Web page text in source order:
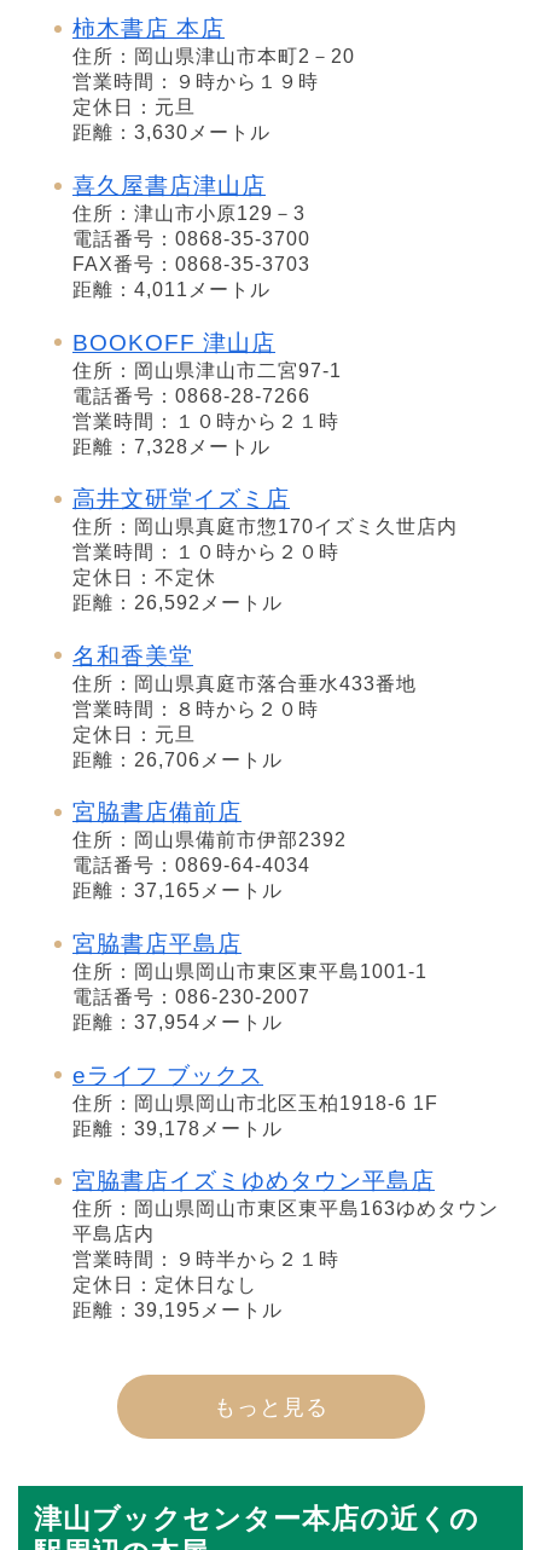
柿木書店 本店
住所：岡山県津山市本町2－20
営業時間：９時から１９時
定休日：元旦
距離：3,630メートル
喜久屋書店津山店
住所：津山市小原129－3
電話番号：0868-35-3700
FAX番号：0868-35-3703
距離：4,011メートル
BOOKOFF 津山店
住所：岡山県津山市二宮97-1
電話番号：0868-28-7266
営業時間：１０時から２１時
距離：7,328メートル
高井文研堂イズミ店
住所：岡山県真庭市惣170イズミ久世店内
営業時間：１０時から２０時
定休日：不定休
距離：26,592メートル
名和香美堂
住所：岡山県真庭市落合垂水433番地
営業時間：８時から２０時
定休日：元旦
距離：26,706メートル
宮脇書店備前店
住所：岡山県備前市伊部2392
電話番号：0869-64-4034
距離：37,165メートル
宮脇書店平島店
住所：岡山県岡山市東区東平島1001-1
電話番号：086-230-2007
距離：37,954メートル
eライフ ブックス
住所：岡山県岡山市北区玉柏1918-6 1F
距離：39,178メートル
宮脇書店イズミゆめタウン平島店
住所：岡山県岡山市東区東平島163ゆめタウン
平島店内
営業時間：９時半から２１時
定休日：定休日なし
距離：39,195メートル
もっと見る
津山ブックセンター本店の近くの